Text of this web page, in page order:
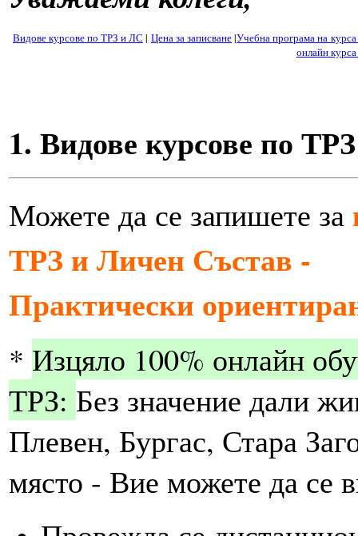
Видове курсове по ТРЗ и ЛС | Цена за записване|Учебна програма на
онлайн
1. Видове курсове по
Можете да се запишете за
ТРЗ и Личен Състав -
Практически
* Изцяло 100% онлайн
ТРЗ: Без значение дали
Плевен, Бургас, Стара
място - Вие можете да се